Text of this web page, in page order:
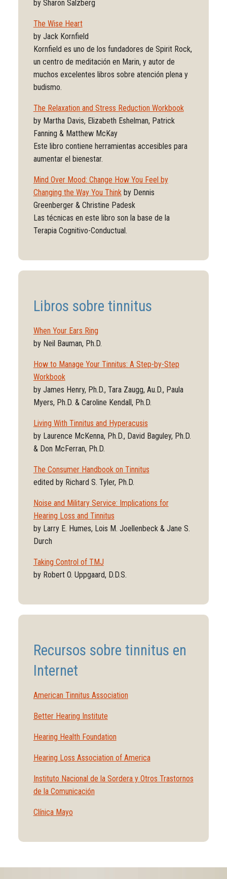
by Sharon Salzberg
The Wise Heart
by Jack Kornfield
Kornfield es uno de los fundadores de Spirit Rock,
un centro de meditación en Marin, y autor de
muchos excelentes libros sobre atención plena y
budismo.
The Relaxation and Stress Reduction Workbook
by Martha Davis, Elizabeth Eshelman, Patrick
Fanning & Matthew McKay
Este libro contiene herramientas accesibles para
aumentar el bienestar.
Mind Over Mood: Change How You Feel by
Changing the Way You Thinkby Dennis
Greenberger & Christine Padesk
Las técnicas en este libro son la base de la
Terapia Cognitivo-Conductual.
Libros sobre tinnitus
When Your Ears Ring
by Neil Bauman, Ph.D.
How to Manage Your Tinnitus: A Step-by-Step
Workbook
by James Henry, Ph.D., Tara Zaugg, Au.D., Paula
Myers, Ph.D. & Caroline Kendall, Ph.D.
Living With Tinnitus and Hyperacusis
by Laurence McKenna, Ph.D., David Baguley, Ph.D.
& Don McFerran, Ph.D.
The Consumer Handbook on Tinnitus
edited by Richard S. Tyler, Ph.D.
Noise and Military Service: Implications for
Hearing Loss and Tinnitus
by Larry E. Humes, Lois M. Joellenbeck & Jane S.
Durch
Taking Control of TMJ
by Robert O. Uppgaard, D.D.S.
Recursos sobre tinnitus en
Internet
American Tinnitus Association
Better Hearing Institute
Hearing Health Foundation
Hearing Loss Association of America
Instituto Nacional de la Sordera y Otros Trastornos
de la Comunicación
Clínica Mayo